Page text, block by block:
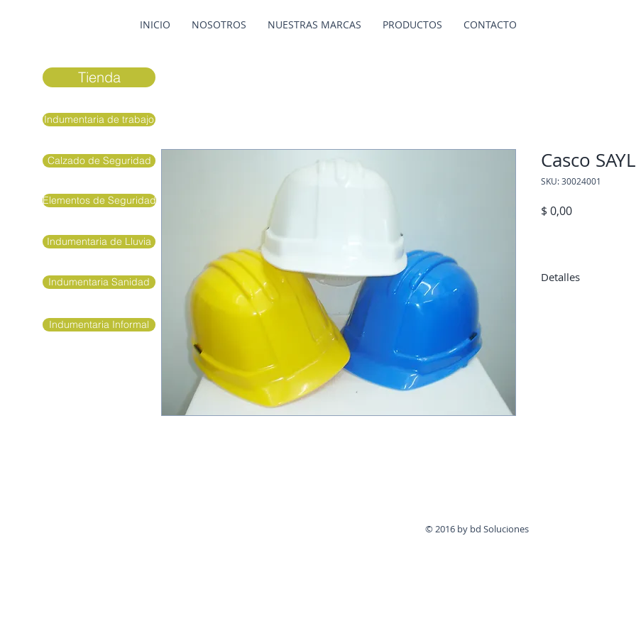
INICIO NOSOTROS NUESTRAS MARCAS PRODUCTOS CONTACTO
Casco
SKU: 30024001
$ 0,00Precio
Detalles
Tienda
Indumentaria de trabajo
Calzado de Seguridad
Elementos de Seguridad
Indumentaria de Lluvia
Indumentaria Sanidad
Indumentaria Informal
© 2016 by bd Soluciones